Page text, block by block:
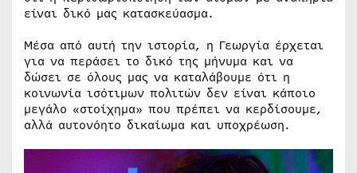
είναι δικό μας κατασκεύασμα.
Μέσα από αυτή την ιστορία, η Γεωργία έρχεται
για να περάσει το δικό της μήνυμα και να
δώσει σε όλους μας να καταλάβουμε ότι η
κοινωνία ισότιμων πολιτών δεν είναι κάποιο
μεγάλο «στοίχημα» που πρέπει να κερδίσουμε,
αλλά αυτονόητο δικαίωμα και υποχρέωση.